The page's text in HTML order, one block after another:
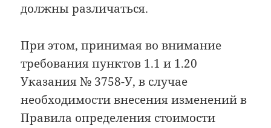
должны различаться.
При этом, принимая во внимание
требования пунктов 1.1 и 1.20
Указания № 3758-У, в случае
необходимости внесения изменений в
Правила определения стоимости